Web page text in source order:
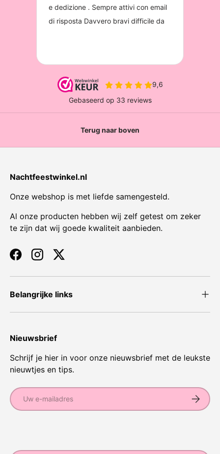
Terug naar boven
Nachtfeestwinkel.nl
Onze webshop is met liefde samengesteld.
Al onze producten hebben wij zelf getest om zeker
te zijn dat wij goede kwaliteit aanbieden.
FacebookInstagramTwitter
Belangrijke links
Nieuwsbrief
Schrijf je hier in voor onze nieuwsbrief met de leukste
nieuwtjes en tips.
E-mailadres